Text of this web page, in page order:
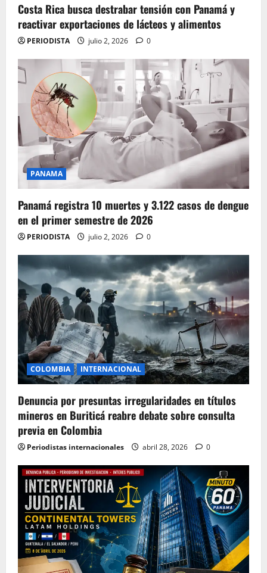
Costa Rica busca destrabar tensión con Panamá y
reactivar exportaciones de lácteos y alimentos
PERIODISTA julio 2, 2026 0
PANAMA
Panamá registra 10 muertes y 3.122 casos de dengue
en el primer semestre de 2026
PERIODISTA julio 2, 2026 0
COLOMBIA INTERNACIONAL
Denuncia por presuntas irregularidades en títulos
mineros en Buriticá reabre debate sobre consulta
previa en Colombia
Periodistas internacionales abril 28, 2026 0